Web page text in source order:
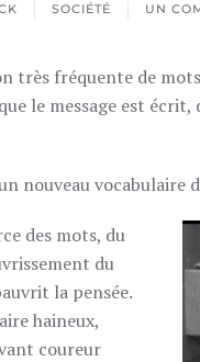
SOCIÉTÉ UN
SUR
HAINE
très fréquente de
le message est
nouveau vocabulaire
des mots, du
du
la pensée.
haineux,
coureur